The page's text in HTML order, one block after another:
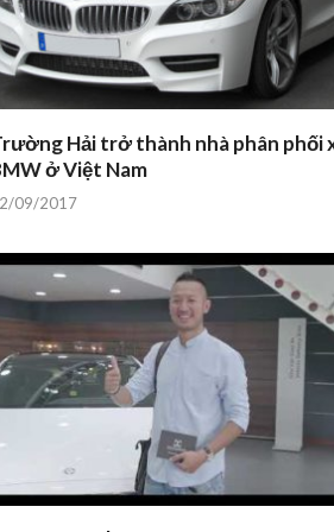
Hải trở thành nhà phân phối
ở Việt Nam
09/2017